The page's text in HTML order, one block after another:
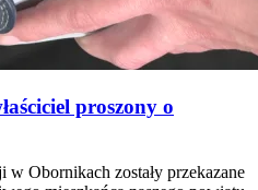
proszony o
Obornikach zostały przekazane